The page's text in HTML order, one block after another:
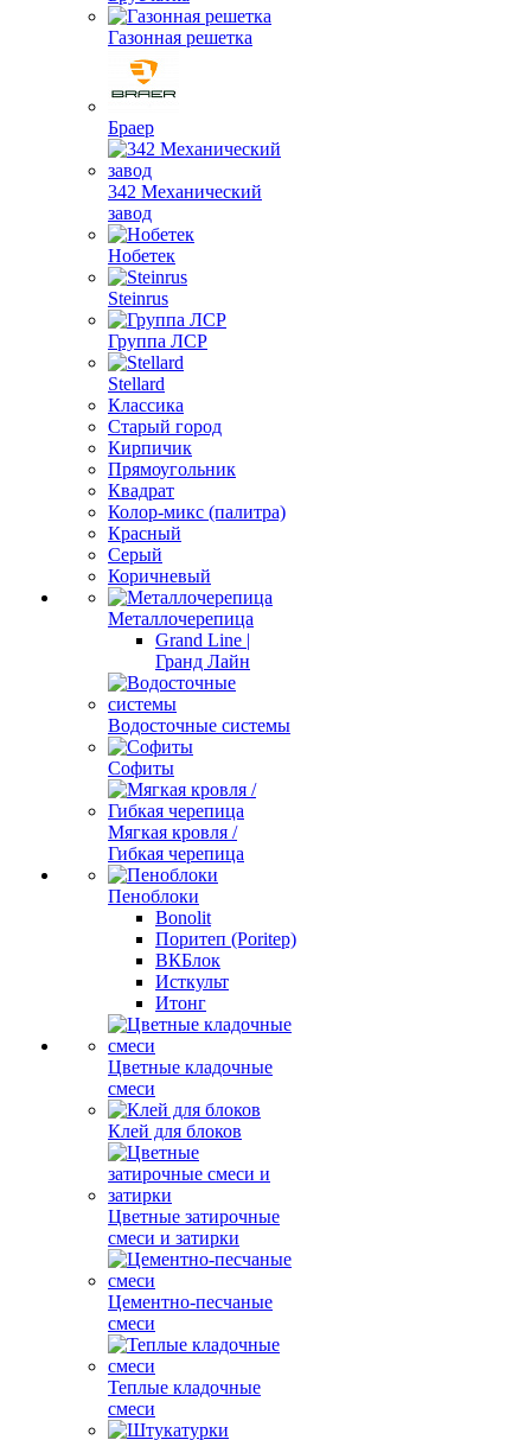
Газонная решетка
Браер
342 Механический
завод
Нобетек
Steinrus
Группа ЛСР
Stellard
Классика
Старый город
Кирпичик
Прямоугольник
Квадрат
Колор-микс (палитра)
Красный
Серый
Коричневый
Металлочерепица
Grand Line |
Гранд Лайн
Водосточные системы
Софиты
Мягкая кровля /
Гибкая черепица
Пеноблоки
Bonolit
Поритеп (Poritep)
ВКБлок
Исткульт
Итонг
Цветные кладочные
смеси
Клей для блоков
Цветные затирочные
смеси и затирки
Цементно-песчаные
смеси
Теплые кладочные
смеси